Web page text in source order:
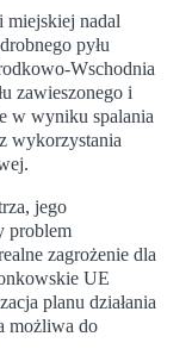
miejskiej nadal
pyłu
Wschodnia
zawieszonego i
w wyniku spalania
wykorzystania
jego
problem
zagrożenie dla
UE
planu działania
możliwa do